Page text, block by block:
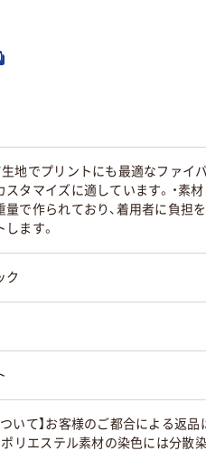
地でプリントにも最適なファイ
スタマイズに適しています。・素
量で作られており、着用者に負担
ます。
ク
ついて】お客様のご都合による返
ポリエステル素材の染色には分